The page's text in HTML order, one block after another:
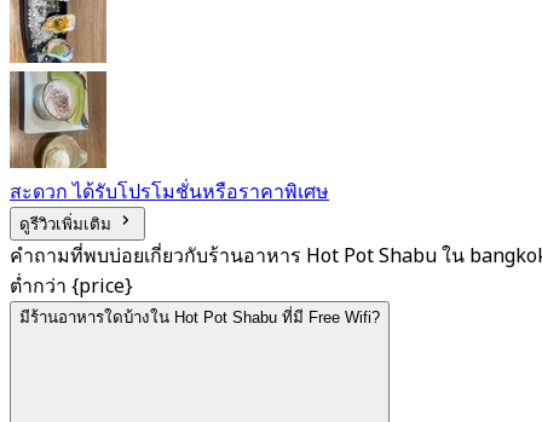
สะดวก ได้รับโปรโมชั่นหรือราคาพิเศษ
ดูรีวิวเพิ่มเติม
คำถามที่พบบ่อยเกี่ยวกับร้านอาหาร Hot Pot Shabu ใน
ต่ำกว่า {price}
มีร้านอาหารใดบ้างใน Hot Pot Shabu ที่มี Free Wifi?